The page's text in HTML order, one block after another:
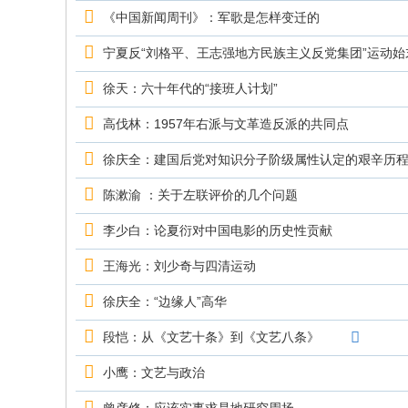
究
《中国新闻周刊》：军歌是怎样变迁的
宁夏反“刘格平、王志强地方民族主义反党集团”运动始
徐天：六十年代的“接班人计划”
高伐林：1957年右派与文革造反派的共同点
徐庆全：建国后党对知识分子阶级属性认定的艰辛历程
陈漱渝 ：关于左联评价的几个问题
李少白：论夏衍对中国电影的历史性贡献
王海光：刘少奇与四清运动
徐庆全：“边缘人”高华
段恺：从《文艺十条》到《文艺八条》
小鹰：文艺与政治